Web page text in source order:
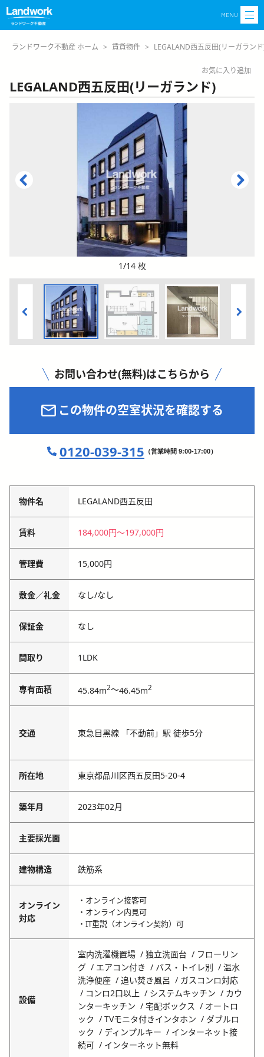
MENU
ランドワーク不動産 ホーム > 賃貸物件 > LEGALAND西五反田(リーガラン
お気に入り追加
LEGALAND西五反田(リーガランド)
1/14 枚
お問い合わせ(無料)はこちらから
この物件の空室状況を確認する
0120-039-315 （営業時間 9:00-17:00）
物件名 LEGALAND西五反田
賃料 184,000円〜197,000円
管理費 15,000円
敷金／礼金 なし/なし
保証金 なし
間取り 1LDK
専有面積 45.84m2～46.45m2
交通 東急⽬⿊線 「不動前」駅 徒歩5分
所在地 東京都品川区⻄五反⽥5-20-4
築年月 2023年02月
主要採光面
建物構造 鉄筋系
オンライン
対応
・オンライン接客可
・オンライン内見可
・IT重説（オンライン契約）可
設備
室内洗濯機置場 独立洗面台
フローリン
グ
エアコン付き バス・トイレ別
温水
洗浄便座
追い焚き風呂
ガスコンロ対応
コンロ2口以上
システムキッチン
カウ
ンターキッチン
宅配ボックス
オートロ
ック
TVモニタ付きインタホン
ダブルロ
ック
ディンプルキー
インターネット接
続可
インターネット無料